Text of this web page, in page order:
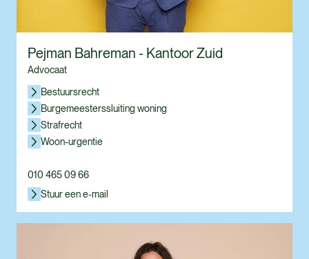
Pejman Bahreman - Kantoor Zuid
Advocaat
Bestuursrecht
Burgemeesterssluiting woning
Strafrecht
Woon-urgentie
010 465 09 66
Stuur een e-mail